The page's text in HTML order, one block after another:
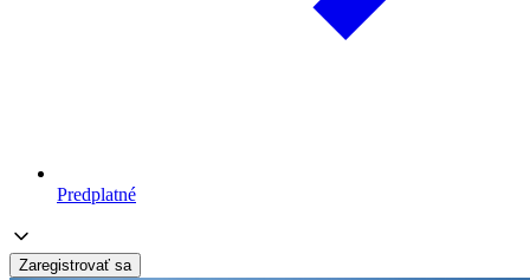
Predplatné
Zaregistrovať sa